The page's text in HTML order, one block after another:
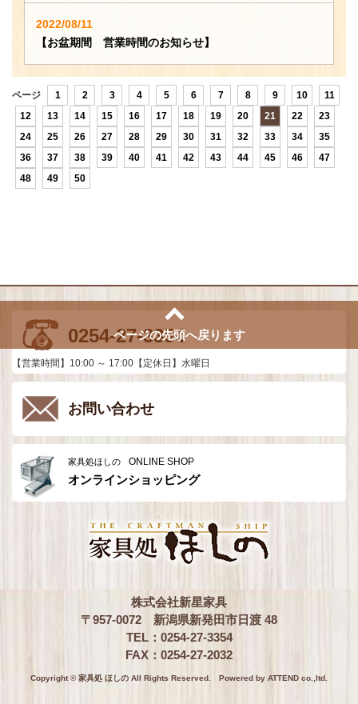
2022/08/11
【お盆期間 営業時間のお知らせ】
ページ 1 2 3 4 5 6 7 8 9 10
11
12
13 14 15 16 17 18 19 20 21 22
23
24
25 26 27 28 29 30 31 32 33 34
35
36
37 38 39 40 41 42 43 44 45 46
47
48
49 50
ページの先頭へ戻ります
0254-27-3354
【営業時間】10:00 ～ 17:00【定休日】水曜日
お問い合わせ
家具処ほしの ONLINE SHOP
オンラインショッピング
株式会社新星家具
〒957-0072 新潟県新発田市日渡 48
TEL：0254-27-3354
FAX：0254-27-2032
Copyright © 家具処 ほしの All Rights Reserved. Powered by ATTEND co.,ltd.